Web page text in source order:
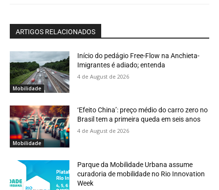
ARTIGOS RELACIONADOS
Mobilidade
Início do pedágio Free-Flow na Anchieta-
Imigrantes é adiado; entenda
4 de August de 2026
Mobilidade
‘Efeito China’: preço médio do carro zero no
Brasil tem a primeira queda em seis anos
4 de August de 2026
Parque da Mobilidade Urbana assume
curadoria de mobilidade no Rio Innovation
Week